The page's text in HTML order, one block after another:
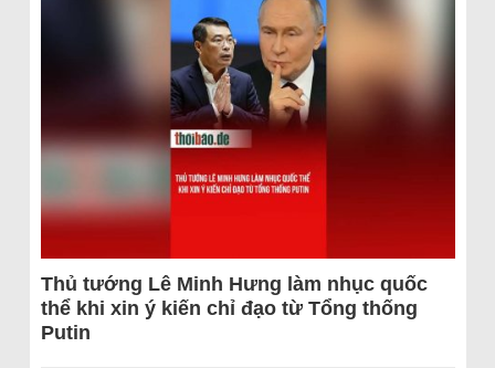
Thủ tướng Lê Minh Hưng làm nhục quốc
thể khi xin ý kiến chỉ đạo từ Tổng thống
Putin